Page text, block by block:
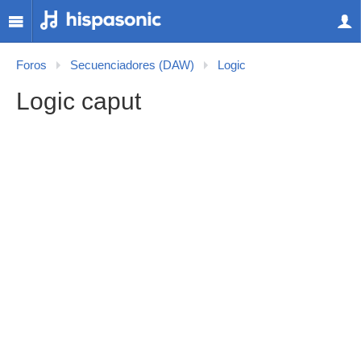
Foros Secuenciadores (DAW) Logic
Logic caput